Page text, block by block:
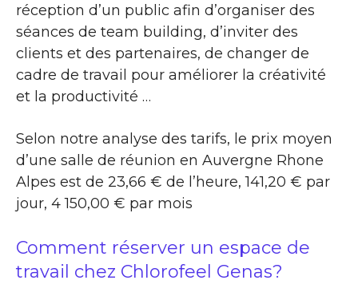
réception d’un public afin d’organiser des
séances de team building, d’inviter des
clients et des partenaires, de changer de
cadre de travail pour améliorer la créativité
et la productivité …
Selon notre analyse des tarifs, le prix moyen
d’une salle de réunion en Auvergne Rhone
Alpes est de 23,66 € de l’heure, 141,20 € par
jour, 4 150,00 € par mois
Comment réserver un espace de
travail chez Chlorofeel Genas?